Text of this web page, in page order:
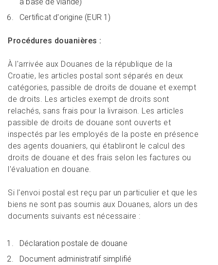
Certificat d'origine (EUR 1)
Procédures douanières :
À l'arrivée aux Douanes de la république de la
Croatie, les articles postal sont séparés en deux
catégories, passible de droits de douane et exempt
de droits. Les articles exempt de droits sont
relachés, sans frais pour la livraison. Les articles
passible de droits de douane sont ouverts et
inspectés par les employés de la poste en présence
des agents douaniers, qui établiront le calcul des
droits de douane et des frais selon les factures ou
l'évaluation en douane.
Si l'envoi postal est reçu par un particulier et que les
biens ne sont pas soumis aux Douanes, alors un des
documents suivants est nécessaire :
Déclaration postale de douane
Document administratif simplifié